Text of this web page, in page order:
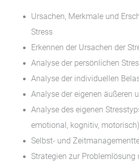
Ursachen, Merkmale und
Stress
Erkennen der Ursachen der
Analyse der persönlichen
Analyse der individuellen
Analyse der eigenen äußeren
Analyse des eigenen
emotional, kognitiv, motorisch)
Selbst- und
Strategien zur Problemlösung